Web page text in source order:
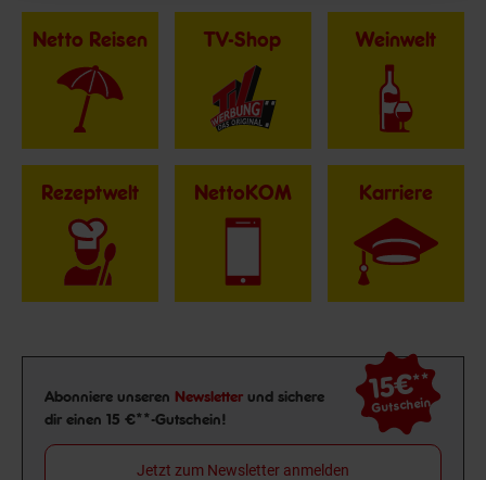
Netto Reisen TV-Shop Weinwelt
Rezeptwelt NettoKOM Karriere
Newsletter Anmeldung
Abonniere unseren Newsletter und sichere
dir einen 15 €**-Gutschein!
15€**
Gutschein
Jetzt zum Newsletter anmelden